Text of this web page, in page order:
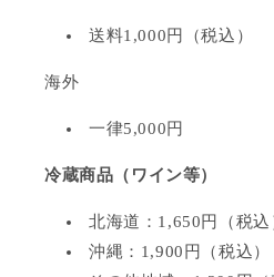
送料1,000円（税込）
海外
一律5,000円
冷蔵商品（ワイン等）
北海道：1,650円（税込
沖縄：1,900円（税込）